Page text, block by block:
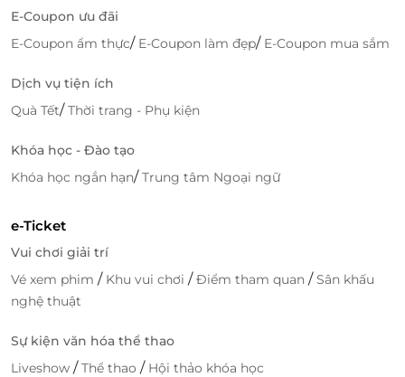
Lợi ích khi đặt dịch vụ tại LifeLink
di chuyển, nghỉ dưỡng hoặc giải trí.
Giá ưu đãi vượt trội, nhiều voucher độc quyền,
Hỗ trợ khách hàng tận tâm, giải đáp mọi thắc
mắc phát sinh trước - trong - sau khi sử dụng
Thông tin rõ ràng, minh bạch, dễ dàng kiểm soát
lịch trình cá nhân hoặc nhóm.
Đặt sớm để đảm bảo trải nghiệm tối ưu
Premium Lounge Ha Noi 2 có hạn, hãy nhanh tay đặt
ngay hôm nay trên
LifeLink
để giữ ưu đãi trọn gói,
E-Coupon ưu đãi
E-Coupon ẩm thực/ E-Coupon làm đẹp/ E-Coupon mua sắm
Dịch vụ tiện ích
Quà Tết/Thời trang - Phụ kiện
Khóa học - Đào tạo
Khóa học ngắn hạn/Trung tâm Ngoại ngữ
e-Ticket
Vui chơi giải trí
Vé xem phim / Khu vui chơi /Điểm tham quan /Sân khấu
nghệ thuật
Sự kiện văn hóa thể thao
Liveshow /Thể thao / Hội thảo khóa học